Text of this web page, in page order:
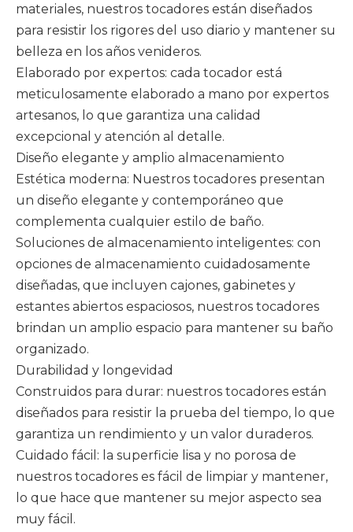
materiales, nuestros tocadores están diseñados
para resistir los rigores del uso diario y mantener su
belleza en los años venideros.
Elaborado por expertos: cada tocador está
meticulosamente elaborado a mano por expertos
artesanos, lo que garantiza una calidad
excepcional y atención al detalle.
Diseño elegante y amplio almacenamiento
Estética moderna: Nuestros tocadores presentan
un diseño elegante y contemporáneo que
complementa cualquier estilo de baño.
Soluciones de almacenamiento inteligentes: con
opciones de almacenamiento cuidadosamente
diseñadas, que incluyen cajones, gabinetes y
estantes abiertos espaciosos, nuestros tocadores
brindan un amplio espacio para mantener su baño
organizado.
Durabilidad y longevidad
Construidos para durar: nuestros tocadores están
diseñados para resistir la prueba del tiempo, lo que
garantiza un rendimiento y un valor duraderos.
Cuidado fácil: la superficie lisa y no porosa de
nuestros tocadores es fácil de limpiar y mantener,
lo que hace que mantener su mejor aspecto sea
muy fácil.